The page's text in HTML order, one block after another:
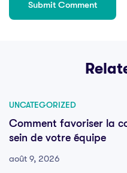
UNCATEGORIZED
Comment favoriser la
sein de votre équipe
août 9, 2026